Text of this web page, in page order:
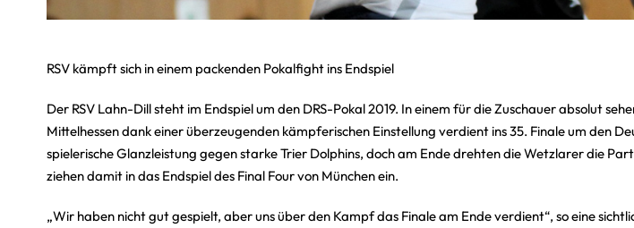
RSV kämpft sich in einem packenden Pokalfight ins Endspiel
Der RSV Lahn-Dill steht im Endspiel um den DRS-Pokal 2019. In einem für die Zuschauer absolut
Mittelhessen dank einer überzeugenden kämpferischen Einstellung verdient ins 35. Finale um den
spielerische Glanzleistung gegen starke Trier Dolphins, doch am Ende drehten die Wetzlarer die
ziehen damit in das Endspiel des Final Four von München ein.
„Wir haben nicht gut gespielt, aber uns über den Kampf das Finale am Ende verdient“, so eine